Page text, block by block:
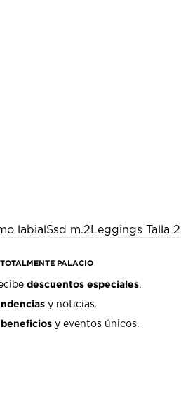
labial Ssd m.2Leggings Talla 2
PALACIO
descuentos especiales.
y noticias.
beneficios y eventos únicos.